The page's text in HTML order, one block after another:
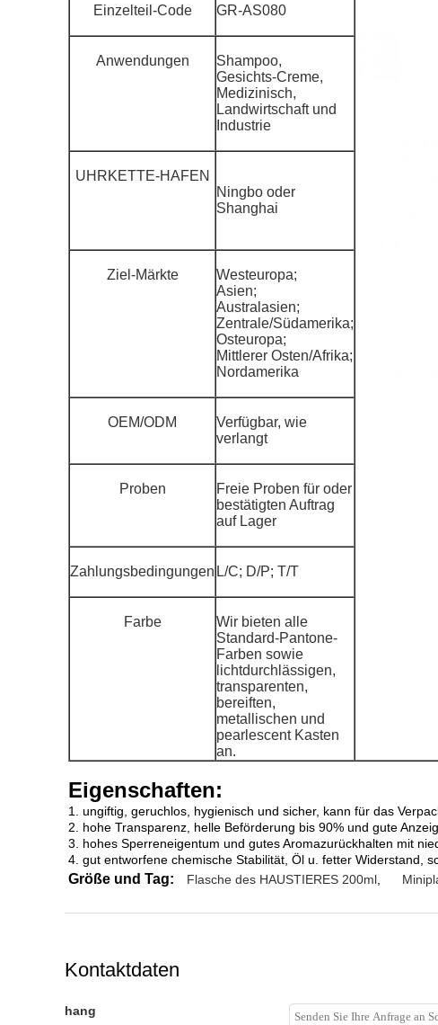
Einzelteil-Code GR-AS080
Anwendungen
Shampoo,
Gesichts-Creme,
Medizinisch,
Landwirtschaft und
Industrie
UHRKETTE-HAFEN
Ningbo oder
Shanghai
Ziel-Märkte
Westeuropa;
Asien;
Australasien;
Zentrale/Südamerika;
Osteuropa;
Mittlerer Osten/Afrika;
Nordamerika
OEM/ODM
Verfügbar, wie
verlangt
Proben
Freie Proben für oder
bestätigten Auftrag
auf Lager
Zahlungsbedingungen L/C; D/P; T/T
Farbe
Wir bieten alle
Standard-Pantone-
Farben sowie
lichtdurchlässigen,
transparenten,
bereiften,
metallischen und
pearlescent Kasten
an.
Eigenschaften:
1. ungiftig, geruchlos, hygienisch und sicher, kann für das
2. hohe Transparenz, helle Beförderung bis 90% und gute
3. hohes Sperreneigentum und gutes Aromazurückhalten mit
4. gut entworfene chemische Stabilität, Öl u. fetter Widerstand,
Größe und Tag: Flasche des HAUSTIERES 200ml
Kontaktdaten
hang